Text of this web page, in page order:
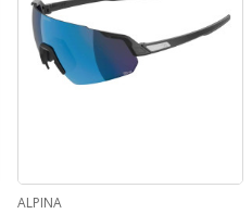
ALPINA